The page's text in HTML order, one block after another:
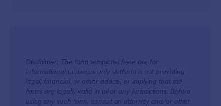
Disclaimer: The form templates here are for
informational purposes only. Jotform is not providing
legal, financial, or other advice, or implying that the
forms are legally valid in all or any jurisdictions. Before
using any such form, consult an attorney and/or other